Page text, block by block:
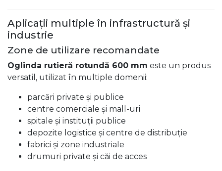
Aplicații multiple în infrastructură și
industrie
Zone de utilizare recomandate
Oglinda rutieră rotundă 600 mm este un produs
versatil, utilizat în multiple domenii:
parcări private și publice
centre comerciale și mall-uri
spitale și instituții publice
depozite logistice și centre de distribuție
fabrici și zone industriale
drumuri private și căi de acces